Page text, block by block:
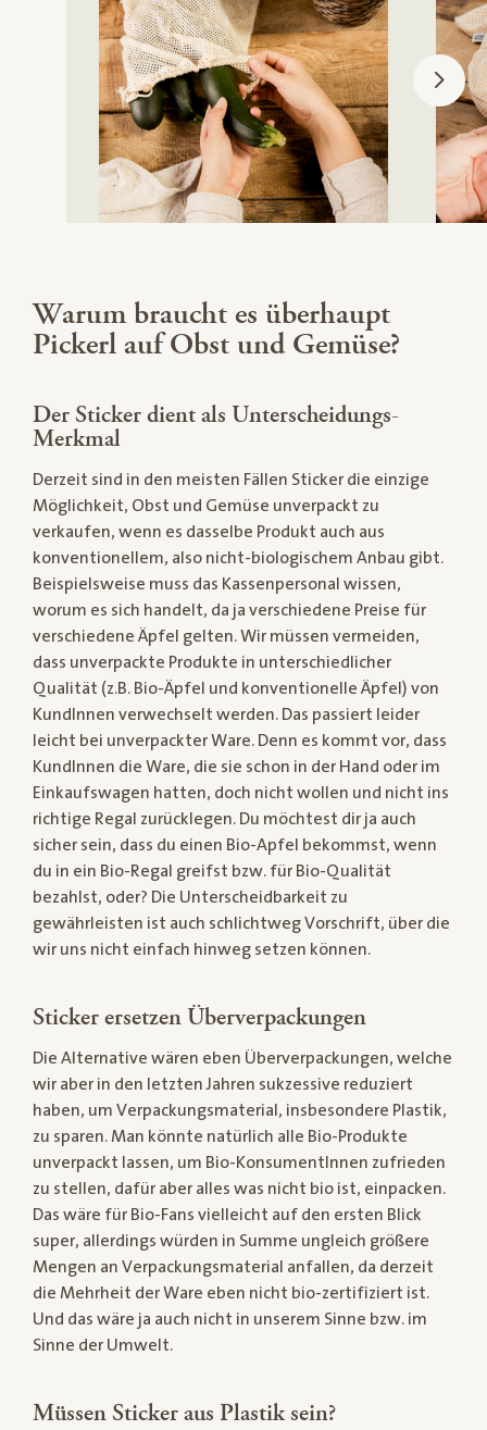
Warum braucht es überhaupt
Pickerl auf Obst und Gemüse?
Der Sticker dient als Unterscheidungs-
Merkmal
Derzeit sind in den meisten Fällen Sticker die einzige
Möglichkeit, Obst und Gemüse unverpackt zu
verkaufen, wenn es dasselbe Produkt auch aus
konventionellem, also nicht-biologischem Anbau gibt.
Beispielsweise muss das Kassenpersonal wissen,
worum es sich handelt, da ja verschiedene Preise für
verschiedene Äpfel gelten. Wir müssen vermeiden,
dass unverpackte Produkte in unterschiedlicher
Qualität (z.B. Bio-Äpfel und konventionelle Äpfel) von
KundInnen verwechselt werden. Das passiert leider
leicht bei unverpackter Ware. Denn es kommt vor, dass
KundInnen die Ware, die sie schon in der Hand oder im
Einkaufswagen hatten, doch nicht wollen und nicht ins
richtige Regal zurücklegen. Du möchtest dir ja auch
sicher sein, dass du einen Bio-Apfel bekommst, wenn
du in ein Bio-Regal greifst bzw. für Bio-Qualität
bezahlst, oder? Die Unterscheidbarkeit zu
gewährleisten ist auch schlichtweg Vorschrift, über die
wir uns nicht einfach hinweg setzen können.
Sticker ersetzen Überverpackungen
Die Alternative wären eben Überverpackungen, welche
wir aber in den letzten Jahren sukzessive reduziert
haben, um Verpackungsmaterial, insbesondere Plastik,
zu sparen. Man könnte natürlich alle Bio-Produkte
unverpackt lassen, um Bio-KonsumentInnen zufrieden
zu stellen, dafür aber alles was nicht bio ist, einpacken.
Das wäre für Bio-Fans vielleicht auf den ersten Blick
super, allerdings würden in Summe ungleich größere
Mengen an Verpackungsmaterial anfallen, da derzeit
die Mehrheit der Ware eben nicht bio-zertifiziert ist.
Und das wäre ja auch nicht in unserem Sinne bzw. im
Sinne der Umwelt.
Müssen Sticker aus Plastik sein?